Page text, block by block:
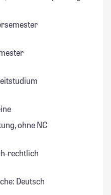
ohne NC
rechtlich
Deutsch